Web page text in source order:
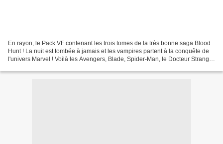
En rayon, le Pack VF contenant les trois tomes de la très bonne saga Blood
Hunt ! La nuit est tombée à jamais et les vampires partent à la conquête de
l'univers Marvel ! Voilà les Avengers, Blade, Spider-Man, le Docteur Strange